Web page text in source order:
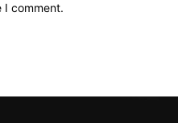
I comment.